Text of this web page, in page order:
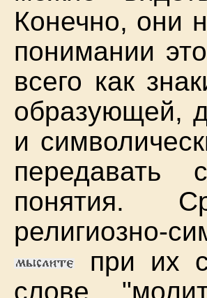
Конечно, они
понимании
всего как
образующей,
и
передавать
понятия.
религиозно-
при их
слове